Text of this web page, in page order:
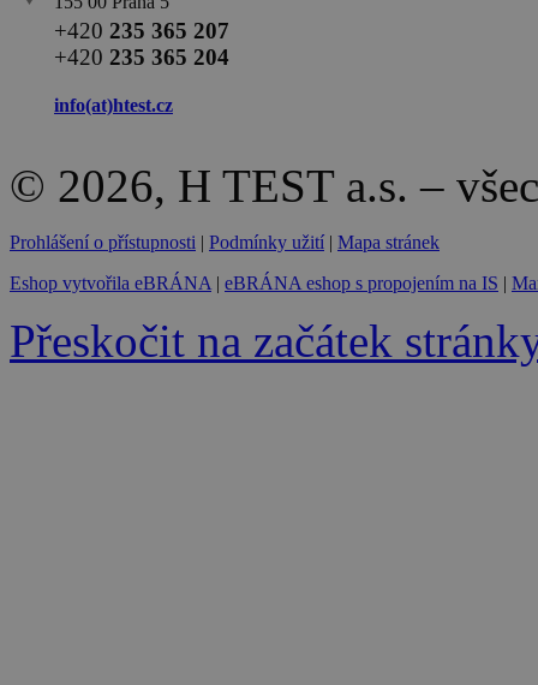
+420 235 365 207
+420 235 365 204
info(at)htest.cz
© 2026, H TEST a.s. –
Prohlášení o přístupnosti | Podmínky užití | Mapa stránek
Eshop vytvořila eBRÁNA | eBRÁNA eshop s propojením na IS |
Přeskočit na začátek